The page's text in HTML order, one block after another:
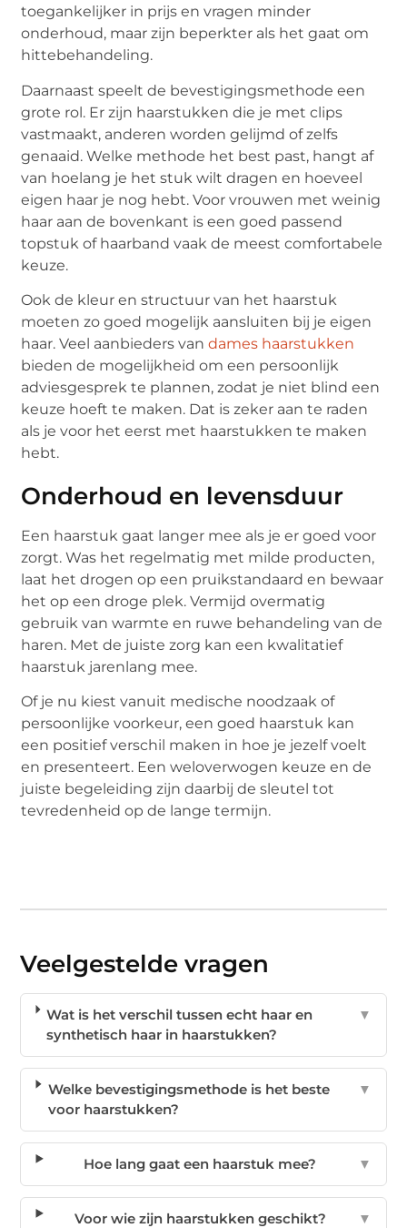
toegankelijker in prijs en vragen minder
onderhoud, maar zijn beperkter als het gaat om
hittebehandeling.
Daarnaast speelt de bevestigingsmethode een
grote rol. Er zijn haarstukken die je met clips
vastmaakt, anderen worden gelijmd of zelfs
genaaid. Welke methode het best past, hangt af
van hoelang je het stuk wilt dragen en hoeveel
eigen haar je nog hebt. Voor vrouwen met weinig
haar aan de bovenkant is een goed passend
topstuk of haarband vaak de meest comfortabele
keuze.
Ook de kleur en structuur van het haarstuk
moeten zo goed mogelijk aansluiten bij je eigen
haar. Veel aanbieders vandames haarstukken
bieden de mogelijkheid om een persoonlijk
adviesgesprek te plannen, zodat je niet blind een
keuze hoeft te maken. Dat is zeker aan te raden
als je voor het eerst met haarstukken te maken
hebt.
Onderhoud en levensduur
Een haarstuk gaat langer mee als je er goed voor
zorgt. Was het regelmatig met milde producten,
laat het drogen op een pruikstandaard en bewaar
het op een droge plek. Vermijd overmatig
gebruik van warmte en ruwe behandeling van de
haren. Met de juiste zorg kan een kwalitatief
haarstuk jarenlang mee.
Of je nu kiest vanuit medische noodzaak of
persoonlijke voorkeur, een goed haarstuk kan
een positief verschil maken in hoe je jezelf voelt
en presenteert. Een weloverwogen keuze en de
juiste begeleiding zijn daarbij de sleutel tot
tevredenheid op de lange termijn.
Veelgestelde vragen
Wat is het verschil tussen echt haar en
synthetisch haar in haarstukken?
▼
Welke bevestigingsmethode is het beste
voor haarstukken?
▼
Hoe lang gaat een haarstuk mee? ▼
Voor wie zijn haarstukken geschikt? ▼